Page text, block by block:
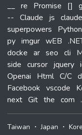
__ re Promise []
-- Claude js claude
superpowers
Python
py imgur wEB
docke ar seo cli
side cursor jquery
Openai
Html C/C
Facebook vscode
next Git the com
Taiwan ・Japan ・